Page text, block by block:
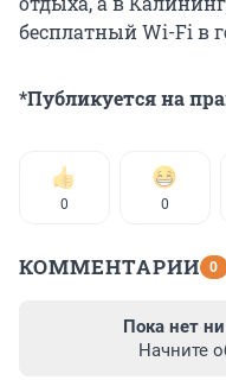
бесплатный Wi-Fi в
*Публикуется на
0 0
КОММЕНТАРИИ 0
Пока нет
Начните